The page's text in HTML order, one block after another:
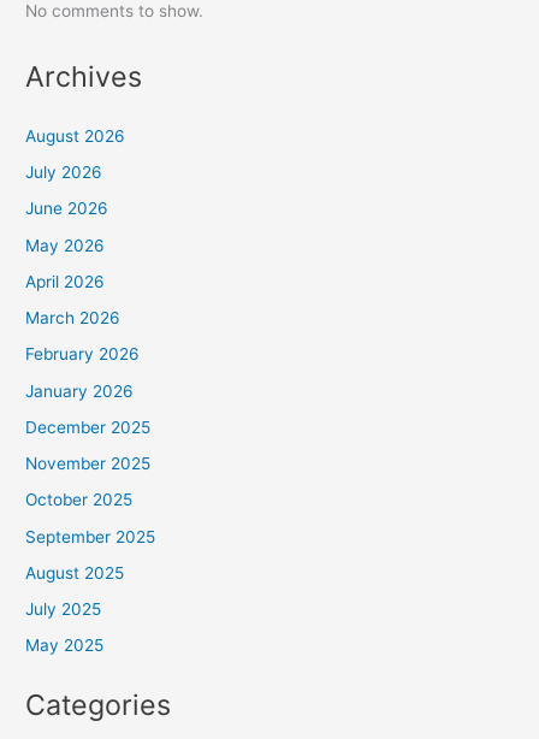
No comments to show.
Archives
August 2026
July 2026
June 2026
May 2026
April 2026
March 2026
February 2026
January 2026
December 2025
November 2025
October 2025
September 2025
August 2025
July 2025
May 2025
Categories